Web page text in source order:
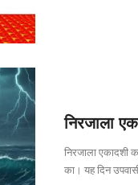
निरजाला
निरजाला एकादशी
का। यह दिन